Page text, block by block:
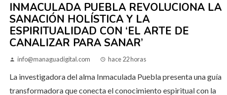
INMACULADA PUEBLA REVOLUCIONA LA
SANACIÓN HOLÍSTICA Y LA
ESPIRITUALIDAD CON ‘EL ARTE DE
CANALIZAR PARA SANAR’
info@managuadigital.com hace 22 horas
La investigadora del alma Inmaculada Puebla presenta una guía
transformadora que conecta el conocimiento espiritual con la